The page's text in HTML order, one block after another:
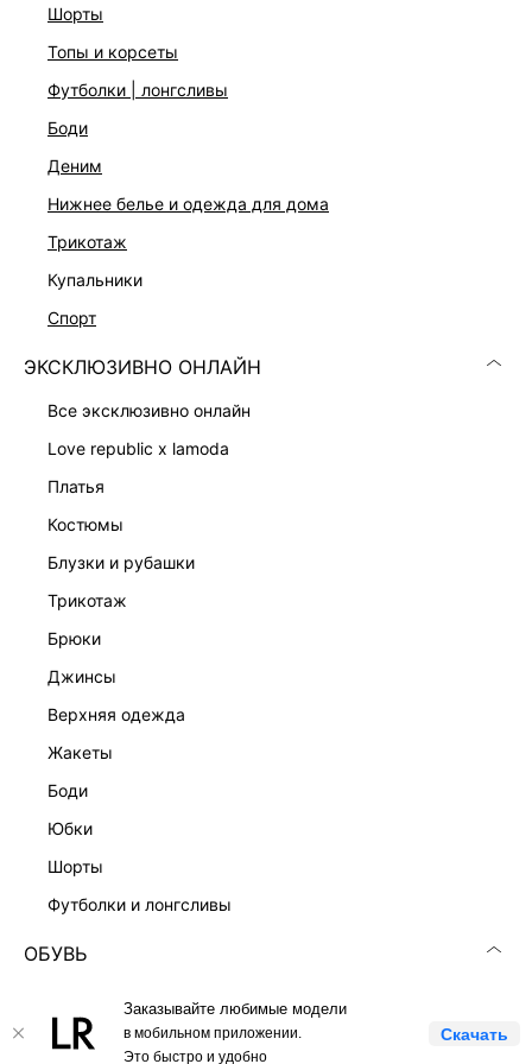
Заказывайте любимые модели
в мобильном приложении.
Это быстро и удобно
Скачать
шорты
топы и корсеты
футболки | лонгсливы
боди
деним
нижнее белье и одежда для дома
трикотаж
купальники
спорт
ЭКСКЛЮЗИВНО ОНЛАЙН
все эксклюзивно онлайн
love republic x lamoda
платья
костюмы
блузки и рубашки
трикотаж
брюки
джинсы
верхняя одежда
жакеты
боди
юбки
шорты
футболки и лонгсливы
ОБУВЬ
лоферы
Бережная стирка при максимальной температуре 30ºС, Не
отбеливать, Машинная сушка запрещена, Глажение при
110ºС, Профессиональная сухая чистка. Мягкий режим.,
Стирать в холодной воде., Не замачивать, Расправить во
вывернутым наизнанку, Только ручная стирка
Описание
90
ДОСТАВКА И ВОЗВРАТ
Подробные условия доставки и возврата
КАТАЛОГ
КОМПАНИЯ
КЛИЕНТАМ
ЛИЧНЫЙ КАБИНЕТ
LOVE REPUBLIC © 2009 - 2026